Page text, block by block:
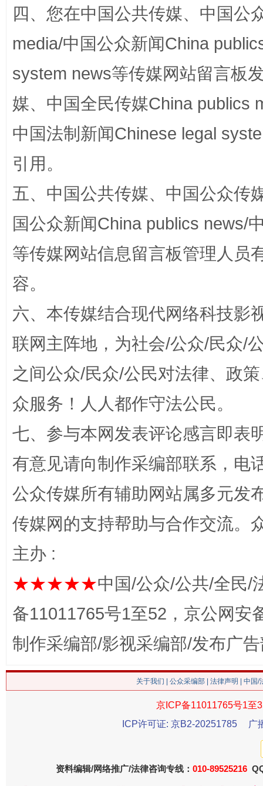
在谋一域中谋全局
今
习近平的博鳌关键词
"炒
四、您在中国公共传媒、中国公
media/中国公众新闻China
system news等传媒网站留言板
媒、中国全民传媒China publics
中国法制新闻Chinese legal
引用。
五、中国公共传媒、中国公众传
国公众新闻China publics news/
等传媒网站信息留言板管理人员
容。
六、本传媒结合现代网络科技影
联网主阵地，为社会/公众/民众/
之间公众/民众/公民对法律、政
众服务！人人都作守法公民。
七、参与本网发表评论感言即表
有意见请向制作采编部联系，电
公众传媒所有辅助网站属多元发
传媒网的支持帮助与合作交流。
主办 :
★★★★★中国/公众/公共/全民/
备11011765号1至52，京公网安
制作采编部/影视采编部/发布广
关于我们 公众采编部 法律声明 | 中国
京ICP备11011765号1至
ICP许可证: 京B2-20251785
广
资料编辑/网络推广/法律咨询专线： 010-89525216